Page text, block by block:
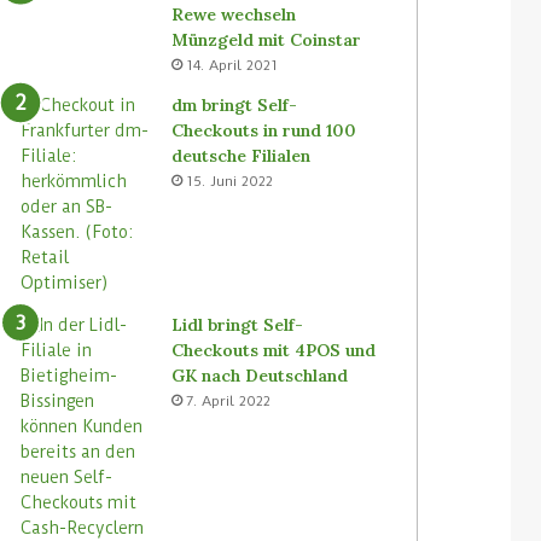
Rewe wechseln
Münzgeld mit Coinstar
14. April 2021
dm bringt Self-
Checkouts in rund 100
deutsche Filialen
15. Juni 2022
Lidl bringt Self-
Checkouts mit 4POS und
GK nach Deutschland
7. April 2022